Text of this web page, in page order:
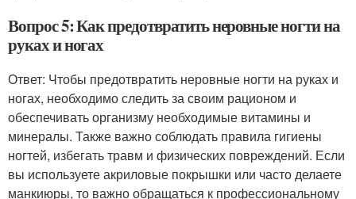
Вопрос 5: Как предотвратить неровные ногти на
руках и ногах
Ответ: Чтобы предотвратить неровные ногти на руках и
ногах, необходимо следить за своим рационом и
обеспечивать организму необходимые витамины и
минералы. Также важно соблюдать правила гигиены
ногтей, избегать травм и физических повреждений. Если
вы используете акриловые покрышки или часто делаете
манкиюры, то важно обращаться к профессиональному